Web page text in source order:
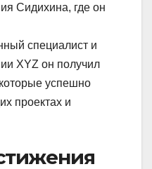
Сидихина, где он
специалист и
XYZ он получил
успешно
проектах и